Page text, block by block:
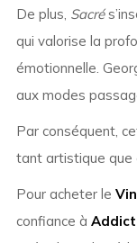
De plus, Sacré
qui valorise la
émotionnelle.
aux modes
Par conséquent,
tant artistique que
Pour acheter le
confiance à